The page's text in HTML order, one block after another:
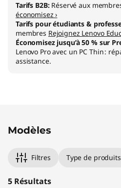
Tarifs B2B: Réservé aux
économisez ›
Tarifs pour étudiants &
membres Rejoignez Lenovo
Économisez jusqu’à 50 % sur
Lenovo Pro avec un PC Thin :
assistance.
Modèles
Filtres Type de produits
5 Résultats